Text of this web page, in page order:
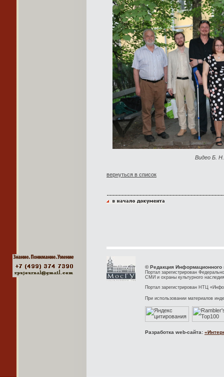
Видео Б.
вернуться в список
© Редакция Информационного
Портал зарегистрирован
СМИ и охраны культурного
Портал зарегистрирован НТЦ
При использовании материалов
Разработка web-сайта: